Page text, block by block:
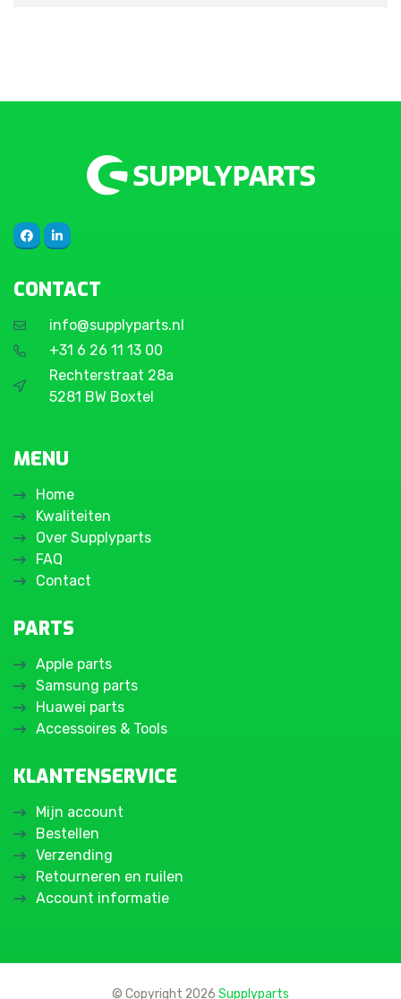
CONTACT
info@supplyparts.nl
+31 6 26 11 13 00
Rechterstraat 28a
5281 BW Boxtel
MENU
Home
Kwaliteiten
Over Supplyparts
FAQ
Contact
PARTS
Apple parts
Samsung parts
Huawei parts
Accessoires & Tools
KLANTENSERVICE
Mijn account
Bestellen
Verzending
Retourneren en ruilen
Account informatie
© Copyright 2026 Supplyparts